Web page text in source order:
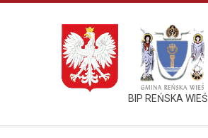
BIP REŃSKA WIEŚ